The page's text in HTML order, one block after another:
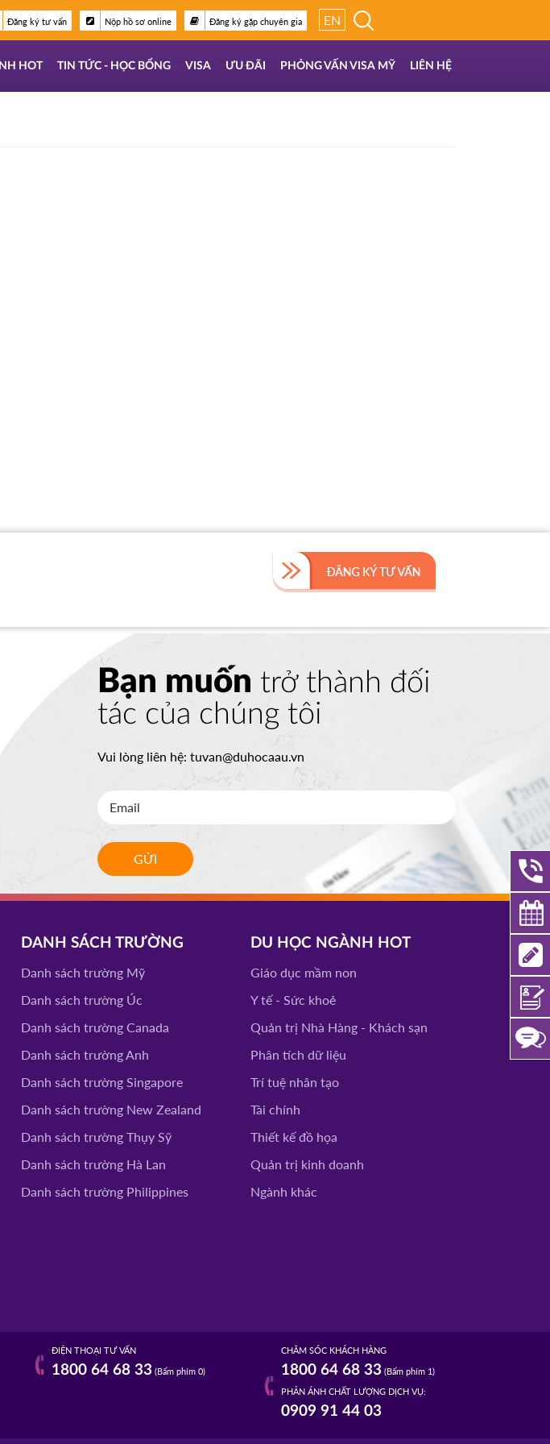
Đăng ký tư vấn Nộp hồ sơ online Đăng ký gặp chuyên gia EN
HOT TIN TỨC - HỌC BỔNG VISA ƯU ĐÃI PHỎNG VẤN VISA MỸ LIÊN HỆ
Bạn muốn trở thành đối
tác của chúng tôi
Vui lòng liên hệ: tuvan@duhocaau.vn
GỬI
DANH SÁCH TRƯỜNG
Danh sách trường Mỹ
Danh sách trường Úc
Danh sách trường Canada
Danh sách trường Anh
Danh sách trường Singapore
Danh sách trường New Zealand
Danh sách trường Thụy Sỹ
Danh sách trường Hà Lan
Danh sách trường Philippines
DU HỌC NGÀNH HOT
Giáo dục mầm non
Y tế - Sức khoẻ
Quản trị Nhà Hàng - Khách sạn
Phân tích dữ liệu
Trí tuệ nhân tạo
Tài chính
Thiết kế đồ họa
Quản trị kinh doanh
Ngành khác
ĐIỆN THOẠI TƯ VẤN
1800 64 68 33 (Bấm phím 0)
CHĂM SÓC KHÁCH HÀNG
1800 64 68 33 (Bấm phím 1)
PHẢN ÁNH CHẤT LƯỢNG DỊCH VỤ:
0909 91 44 03